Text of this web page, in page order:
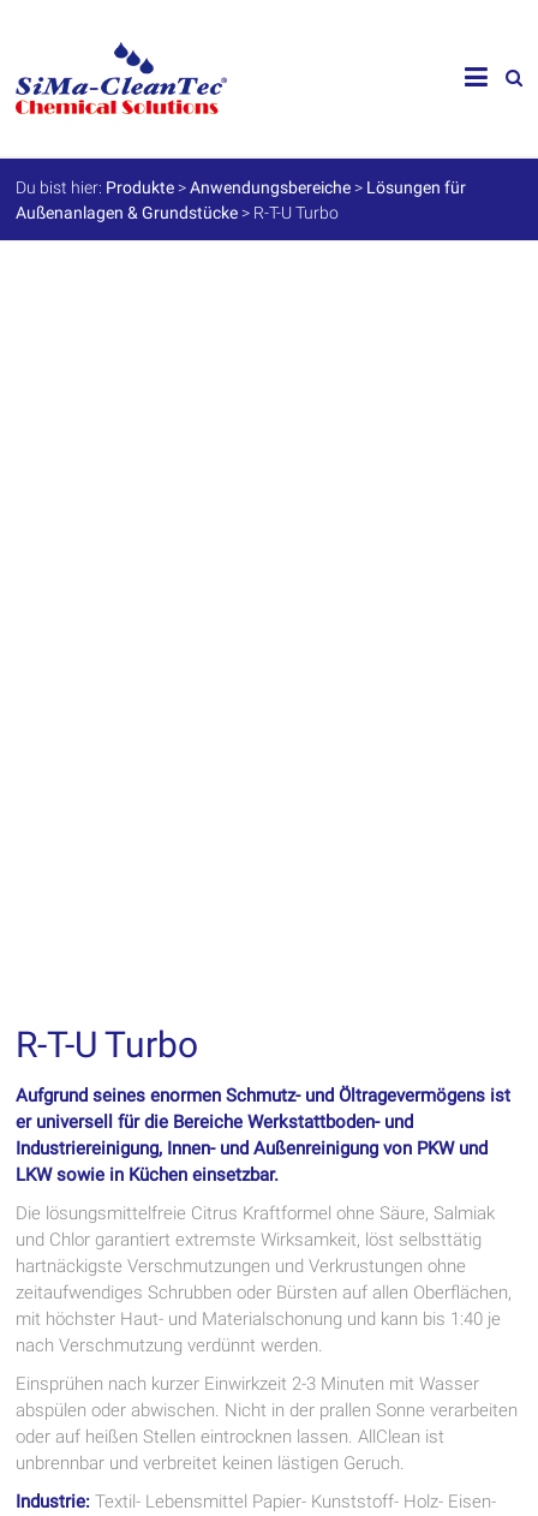
SiMa-
Cleantec
GmbH
Spezialprodukte
für
Du bist hier: Produkte >Anwendungsbereiche > Lösungen für
Außenanlagen & Grundstücke > R-T-U Turbo
R-T-U Turbo
Aufgrund seines enormen Schmutz- und Öltragevermögens ist
er universell für die Bereiche Werkstattboden- und
Industriereinigung, Innen- und Außenreinigung von PKW und
LKW sowie in Küchen einsetzbar.
Die lösungsmittelfreie Citrus Kraftformel ohne Säure, Salmiak
und Chlor garantiert extremste Wirksamkeit, löst selbsttätig
hartnäckigste Verschmutzungen und Verkrustungen ohne
zeitaufwendiges Schrubben oder Bürsten auf allen Oberflächen,
mit höchster Haut- und Materialschonung und kann bis 1:40 je
nach Verschmutzung verdünnt werden.
Einsprühen nach kurzer Einwirkzeit 2-3 Minuten mit Wasser
abspülen oder abwischen. Nicht in der prallen Sonne verarbeiten
oder auf heißen Stellen eintrocknen lassen. AllClean ist
unbrennbar und verbreitet keinen lästigen Geruch.
Industrie: Textil- Lebensmittel Papier- Kunststoff- Holz- Eisen-